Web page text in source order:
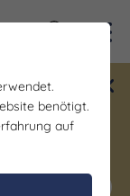
18.12.
mitmachen
benötigt.
auf